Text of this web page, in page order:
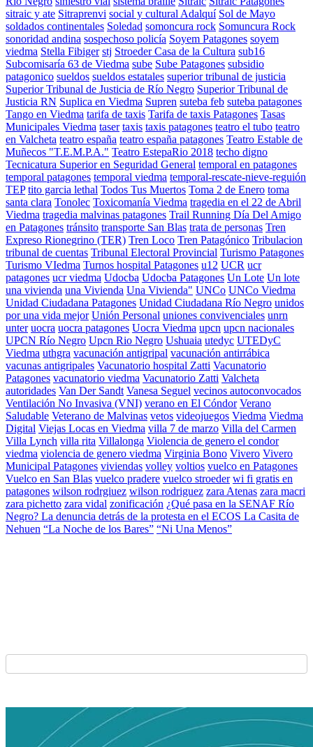
sitraic y ate Sitraprenvi social y cultural Adalquí Sol de Mayo
soldados continentales Soledad somoncura rock Somuncura Rock
sonoridad andina sospechoso policía Soyem Patagones soyem
viedma Stella Fibiger stj Stroeder Casa de la Cultura sub16
Subcomisaría 63 de Viedma sube Sube Patagones subsidio
patagonico sueldos sueldos estatales superior tribunal de justicia
Superior Tribunal de Justicia de Río Negro Superior Tribunal de
Justicia RN Suplica en Viedma Supren suteba feb suteba patagones
Tango en Viedma tarifa de taxis Tarifa de taxis Patagones Tasas
Municipales Viedma taser taxis taxis patagones teatro el tubo teatro
en Valcheta teatro españa teatro españa patagones Teatro Estable de
Muñecos "T.E.M.P.A." Teatro EstepaRio 2018 techo digno
Tecnicatura Superior en Seguridad General temporal en patagones
temporal patagones temporal viedma temporal-rescate-nieve-reguión
TEP tito garcia lethal Todos Tus Muertos Toma 2 de Enero toma
santa clara Tonolec Toxicomanía Viedma tragedia en el 22 de Abril
Viedma tragedia malvinas patagones Trail Running Día Del Amigo
en Patagones tránsito transporte San Blas trata de personas Tren
Expreso Rionegrino (TER) Tren Loco Tren Patagónico Tribulacion
tribunal de cuentas Tribunal Electoral Provincial Turismo Patagones
Turismo VIedma Turnos hospital Patagones u12 UCR ucr
patagones ucr viedma Udocba Udocba Patagones Un Lote Un lote
una vivienda una Vivienda Una Vivienda" UNCo UNCo Viedma
Unidad Ciudadana Patagones Unidad Ciudadana Río Negro unidos
por una vida mejor Unión Personal uniones convivenciales unrn
unter uocra uocra patagones Uocra Viedma upcn upcn nacionales
UPCN Río Negro Upcn Rio Negro Ushuaia utedyc UTEDyC
Viedma uthgra vacunación antigripal vacunación antirrábica
vacunas antigripales Vacunatorio hospital Zatti Vacunatorio
Patagones vacunatorio viedma Vacunatorio Zatti Valcheta
autoridades Van Der Sandt Vanesa Seguel vecinos autoconvocados
Ventilación No Invasiva (VNI) verano en El Cóndor Verano
Saludable Veterano de Malvinas vetos videojuegos Viedma Viedma
Digital Viejas Locas en Viedma villa 7 de marzo Villa del Carmen
Villa Lynch villa rita Villalonga Violencia de genero el condor
viedma violencia de genero viedma Virginia Bono Vivero Vivero
Municipal Patagones viviendas volley voltios vuelco en Patagones
Vuelco en San Blas vuelco pradere vuelco stroeder wi fi gratis en
patagones wilson rodrgiuez wilson rodriguez zara Atenas zara macri
zara pichetto zara vidal zonificación ¿Qué pasa en la SENAF Río
Negro? La denuncia detrás de la protesta en el ECOS La Casita de
Nehuen “La Noche de los Bares” “Ni Una Menos”